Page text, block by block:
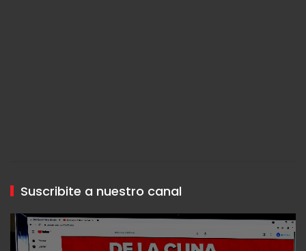
Suscribite a nuestro canal